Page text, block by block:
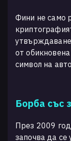
Фини не само
от
символ на
Борба със
През 2009
започва да